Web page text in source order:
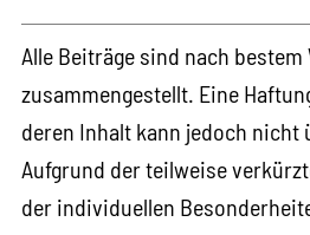
Alle Beiträge sind nach bestem
zusammengestellt. Eine
deren Inhalt kann jedoch nicht
Aufgrund der teilweise
der individuellen